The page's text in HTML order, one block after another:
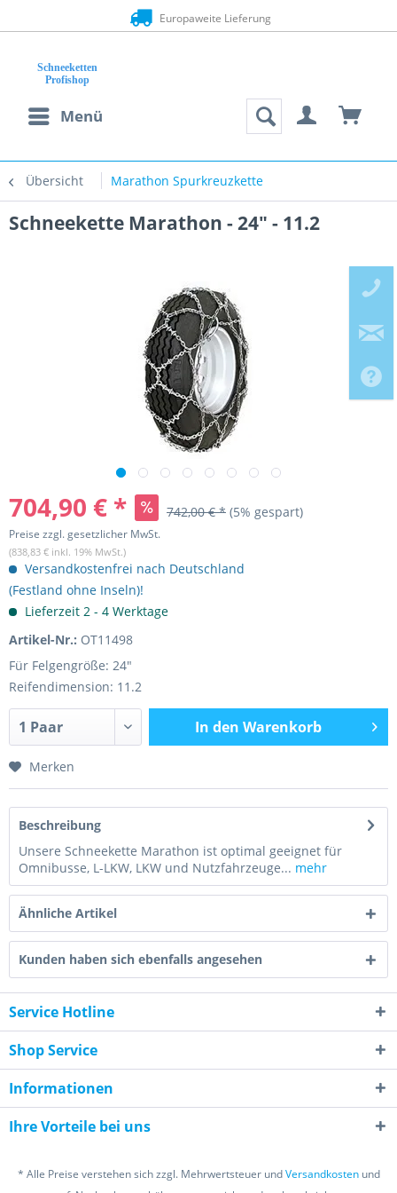
Europaweite Lieferung
Menü
Übersicht Marathon Spurkreuzkette
Schneekette Marathon - 24" - 11.2
704,90 € * 742,00 € * (5% gespart)
Preise zzgl. gesetzlicher MwSt.
(838,83 € inkl. 19% MwSt.)
Versandkostenfrei nach Deutschland
(Festland ohne Inseln)!
Lieferzeit 2 - 4 Werktage
Artikel-Nr.: OT11498
Für Felgengröße: 24"
Reifendimension: 11.2
In den Warenkorb
Merken
Beschreibung
Unsere Schneekette Marathon ist optimal geeignet für
Omnibusse, L-LKW, LKW und Nutzfahrzeuge... mehr
Ähnliche Artikel
Kunden haben sich ebenfalls angesehen
Service Hotline
Shop Service
Informationen
Ihre Vorteile bei uns
* Alle Preise verstehen sich zzgl. Mehrwertsteuer undVersandkostenund